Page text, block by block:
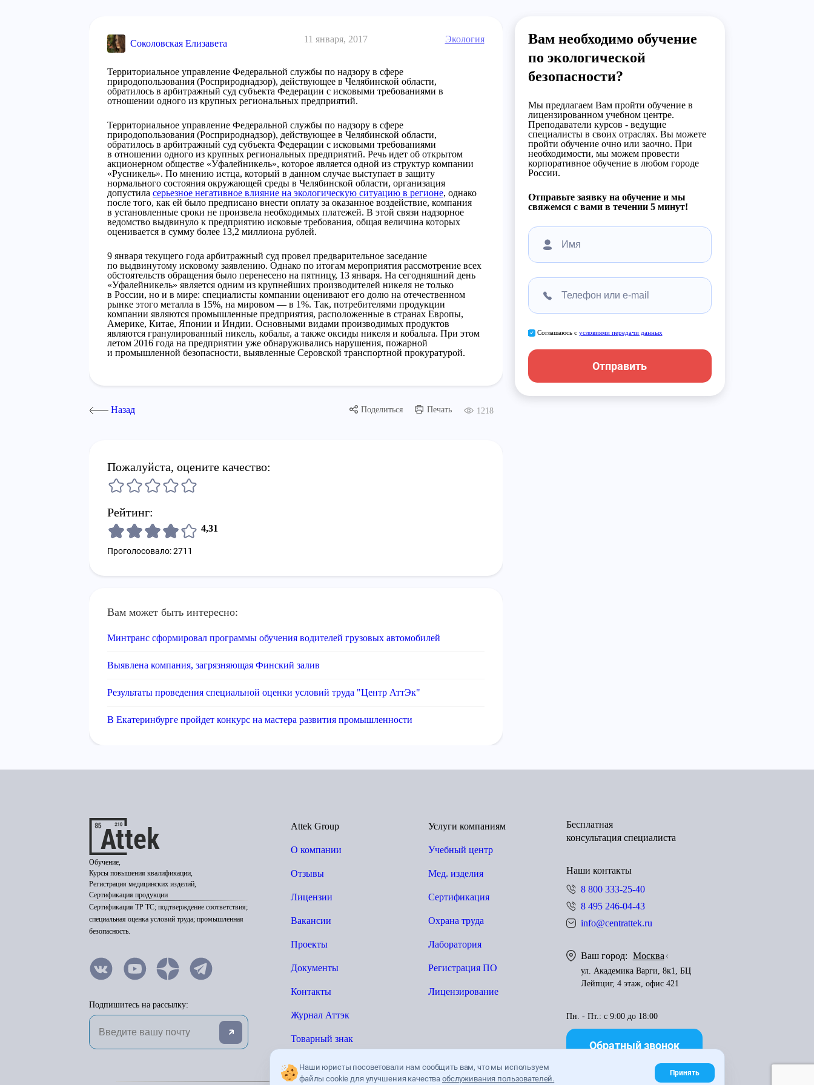
Наши юристы посоветовали нам сообщить вам, что мы используем
файлы cookie для улучшения качества обслуживания пользователей.
Принять
Соколовская Елизавета 11 января, 2017 Экология
Территориальное управление Федеральной службы по надзору в сфере
природопользования (Росприроднадзор), действующее в Челябинской области,
обратилось в арбитражный суд субъекта Федерации с исковыми требованиями в
отношении одного из крупных региональных предприятий.
Территориальное управление Федеральной службы по надзору в сфере
природопользования (Росприроднадзор), действующее в Челябинской области,
обратилось в арбитражный суд субъекта Федерации с исковыми требованиями
в отношении одного из крупных региональных предприятий. Речь идет об открытом
акционерном обществе «Уфалейникель», которое является одной из структур компании
«Русникель». По мнению истца, который в данном случае выступает в защиту
нормального состояния окружающей среды в Челябинской области, организация
допустила серьезное негативное влияние на экологическую ситуацию в регионе, однако
после того, как ей было предписано внести оплату за оказанное воздействие, компания
в установленные сроки не произвела необходимых платежей. В этой связи надзорное
ведомство выдвинуло к предприятию исковые требования, общая величина которых
оценивается в сумму более 13,2 миллиона рублей.
9 января текущего года арбитражный суд провел предварительное заседание
по выдвинутому исковому заявлению. Однако по итогам мероприятия рассмотрение всех
обстоятельств обращения было перенесено на пятницу, 13 января. На сегодняшний день
«Уфалейникель» является одним из крупнейших производителей никеля не только
в России, но и в мире: специалисты компании оценивают его долю на отечественном
рынке этого металла в 15%, на мировом — в 1%. Так, потребителями продукции
компании являются промышленные предприятия, расположенные в странах Европы,
Америке, Китае, Японии и Индии. Основными видами производимых продуктов
являются гранулированный никель, кобальт, а также оксиды никеля и кобальта. При этом
летом 2016 года на предприятии уже обнаруживались нарушения, пожарной
и промышленной безопасности, выявленные Серовской транспортной прокуратурой.
Назад Поделиться Печать 1218
Пожалуйста, оцените качество:
Рейтинг:
4,31
Проголосовало: 2711
Вам может быть интересно:
Минтранс сформировал программы обучения водителей грузовых автомобилей
Выявлена компания, загрязняющая Финский залив
Результаты проведения специальной оценки условий труда "Центр АттЭк"
В Екатеринбурге пройдет конкурс на мастера развития промышленности
Вам необходимо обучение
по экологической
безопасности?
Мы предлагаем Вам пройти обучение в
лицензированном учебном центре.
Преподаватели курсов - ведущие
специалисты в своих отраслях. Вы можете
пройти обучение очно или заочно. При
необходимости, мы можем провести
корпоративное обучение в любом городе
России.
Отправьте заявку на обучение и мы
свяжемся с вами в течении 5 минут!
Соглашаюсь с условиями передачи данных
Отправить
Обучение,
Курсы повышения квалификации,
Регистрация медицинских изделий,
Сертификация продукции
Сертификация ТР ТС; подтверждение соответствия;
специальная оценка условий труда; промышленная
безопасность.
Подпишитесь на рассылку:
Attek Group
О компании
Отзывы
Лицензии
Вакансии
Проекты
Документы
Контакты
Журнал Аттэк
Товарный знак
Услуги компаниям
Учебный центр
Мед. изделия
Сертификация
Охрана труда
Лаборатория
Регистрация ПО
Лицензирование
Бесплатная
консультация специалиста
Наши контакты
8 800 333-25-40
8 495 246-04-43
info@centrattek.ru
Ваш город: Москва
ул. Академика Варги, 8к1, БЦ
Лейпциг, 4 этаж, офис 421
Пн. - Пт.: с 9:00 до 18:00
Обратный звонок